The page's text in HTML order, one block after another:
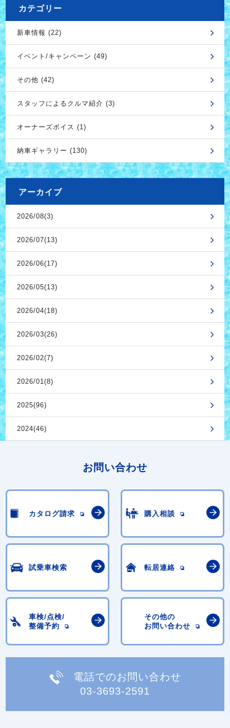
カテゴリー
新車情報 (22)
イベント/キャンペーン (49)
その他 (42)
スタッフによるクルマ紹介 (3)
オーナーズボイス (1)
納車ギャラリー (130)
アーカイブ
2026/08(3)
2026/07(13)
2026/06(17)
2026/05(13)
2026/04(18)
2026/03(26)
2026/02(7)
2026/01(8)
2025(96)
2024(46)
お問い合わせ
カタログ請求 購入相談
試乗車検索 転居連絡
車検/点検/
整備予約
その他の
お問い合わせ
電話でのお問い合わせ
03-3693-2591